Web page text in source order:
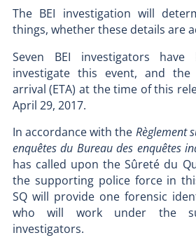
The BEI investigation will
things, whether these details are
Seven BEI investigators
investigate this event, and
arrival (ETA) at the time of this
April 29, 2017.
In accordance with the Règlement
enquêtes du Bureau des enquêtes
has called upon the Sûreté du
the supporting police force in
SQ will provide one forensic
who will work under the
investigators.